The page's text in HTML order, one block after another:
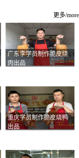
更多/more
广东李学员制作脆皮烧
肉出品
重庆学员制作脆皮烧鸭
出品